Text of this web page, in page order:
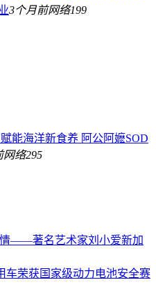
3个月前网络199
能海洋新食养 阿公阿嬷SOD
网络295
——著名艺术家刘小爱新加
车荣获国家级动力电池安全赛